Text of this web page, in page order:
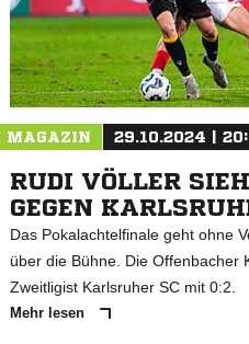
MAGAZIN 29.10.2024 |
RUDI VÖLLER
GEGEN
Das Pokalachtelfinale geht ohne
über die Bühne. Die Offenbacher
Zweitligist Karlsruher SC mit 0:2.
Mehr lesen